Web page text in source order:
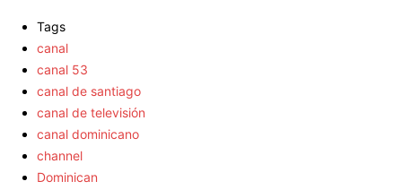
Tags
canal
canal 53
canal de santiago
canal de televisión
canal dominicano
channel
Dominican